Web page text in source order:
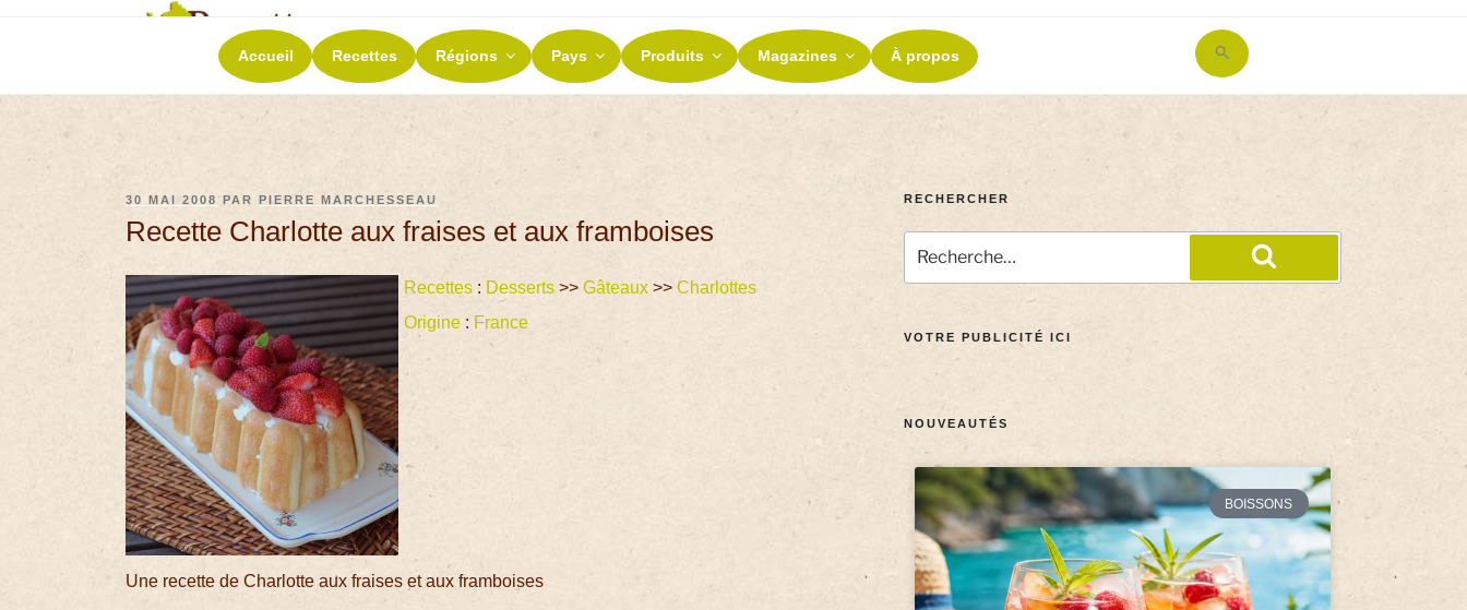
RECETTES ET TERROIRS
La richesse de nos terroirs
Accueil Recettes Régions Pays Produits Magazines À propos
Search
for:
30 MAI 2008 PARPIERRE MARCHESSEAU
Recette Charlotte aux fraises et aux framboises
Recettes : Desserts >>Gâteaux >>Charlottes
Origine : France
Une recette de Charlotte aux fraises et aux framboises
RECHERCHER
VOTRE PUBLICITÉ ICI
NOUVEAUTÉS
BOISSONS